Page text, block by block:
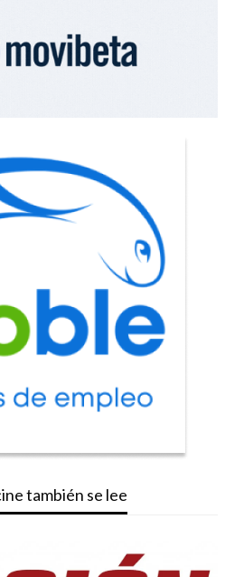
también se lee